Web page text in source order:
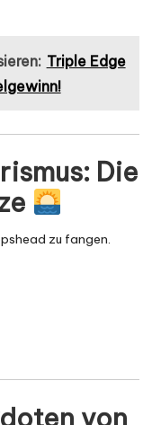
Triple Edge
Die
zu fangen.
von